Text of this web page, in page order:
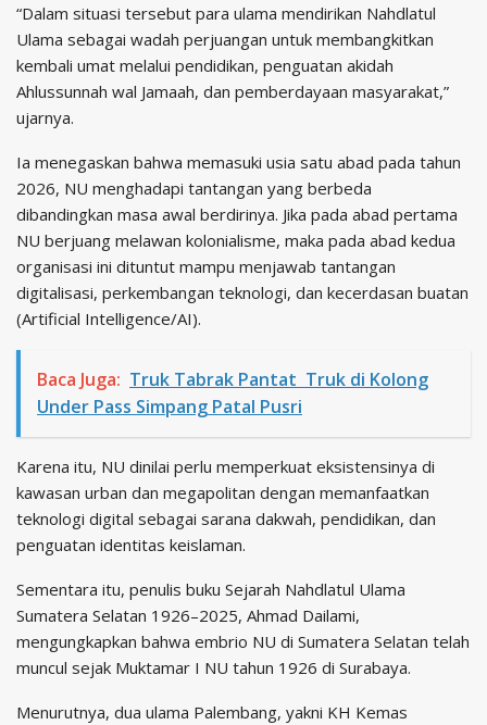
“Dalam situasi tersebut para ulama mendirikan Nahdlatul
Ulama sebagai wadah perjuangan untuk membangkitkan
kembali umat melalui pendidikan, penguatan akidah
Ahlussunnah wal Jamaah, dan pemberdayaan masyarakat,”
ujarnya.
Ia menegaskan bahwa memasuki usia satu abad pada tahun
2026, NU menghadapi tantangan yang berbeda
dibandingkan masa awal berdirinya. Jika pada abad pertama
NU berjuang melawan kolonialisme, maka pada abad kedua
organisasi ini dituntut mampu menjawab tantangan
digitalisasi, perkembangan teknologi, dan kecerdasan buatan
(Artificial Intelligence/AI).
Baca Juga: Truk Tabrak Pantat Truk di Kolong
Under Pass Simpang Patal Pusri
Karena itu, NU dinilai perlu memperkuat eksistensinya di
kawasan urban dan megapolitan dengan memanfaatkan
teknologi digital sebagai sarana dakwah, pendidikan, dan
penguatan identitas keislaman.
Sementara itu, penulis buku Sejarah Nahdlatul Ulama
Sumatera Selatan 1926–2025, Ahmad Dailami,
mengungkapkan bahwa embrio NU di Sumatera Selatan telah
muncul sejak Muktamar I NU tahun 1926 di Surabaya.
Menurutnya, dua ulama Palembang, yakni KH Kemas